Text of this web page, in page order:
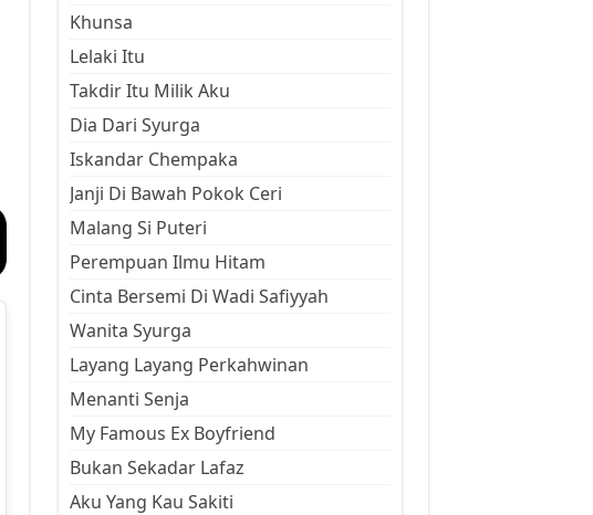
Khunsa
Lelaki Itu
Takdir Itu Milik Aku
Dia Dari Syurga
Iskandar Chempaka
Janji Di Bawah Pokok Ceri
Malang Si Puteri
Perempuan Ilmu Hitam
Cinta Bersemi Di Wadi Safiyyah
Wanita Syurga
Layang Layang Perkahwinan
Menanti Senja
My Famous Ex Boyfriend
Bukan Sekadar Lafaz
Aku Yang Kau Sakiti